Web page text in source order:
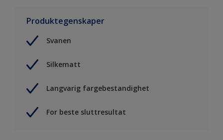
Produktegenskaper
Svanen
Silkematt
Langvarig fargebestandighet
For beste sluttresultat